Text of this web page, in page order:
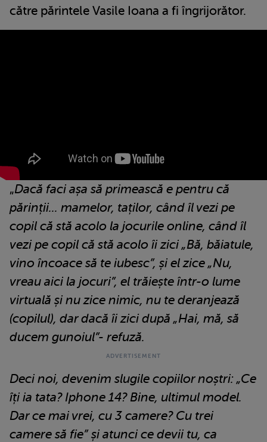
către părintele Vasile Ioana a fi îngrijorător.
„Dacă faci așa să primească e pentru că
părinții... mamelor, taților, când îl vezi pe
copil că stă acolo la jocurile online, când îl
vezi pe copil că stă acolo îi zici „Bă, băiatule,
vino încoace să te iubesc”, și el zice „Nu,
vreau aici la jocuri”, el trăiește într-o lume
virtuală și nu zice nimic, nu te deranjează
(copilul), dar dacă îi zici după „Hai, mă, să
ducem gunoiul”- refuză.
Deci noi, devenim slugile copiilor noștri: „Ce
îți ia tata? Iphone 14? Bine, ultimul model.
Dar ce mai vrei, cu 3 camere? Cu trei
camere să fie” și atunci ce devii tu, ca